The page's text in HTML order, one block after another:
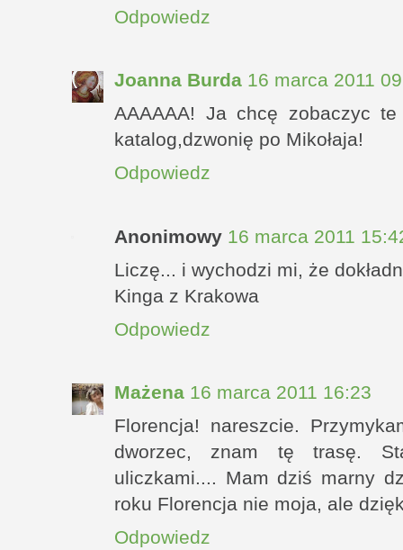
Odpowiedz
Joanna Burda 16 marca 2011
AAAAAA! Ja chcę zobaczyc
katalog,dzwonię po Mikołaja!
Odpowiedz
Anonimowy 16 marca 2011
Liczę... i wychodzi mi, że
Kinga z Krakowa
Odpowiedz
Mażena 16 marca 2011 16:23
Florencja! nareszcie.
dworzec, znam tę trasę.
uliczkami.... Mam dziś marny
roku Florencja nie moja, ale
Odpowiedz